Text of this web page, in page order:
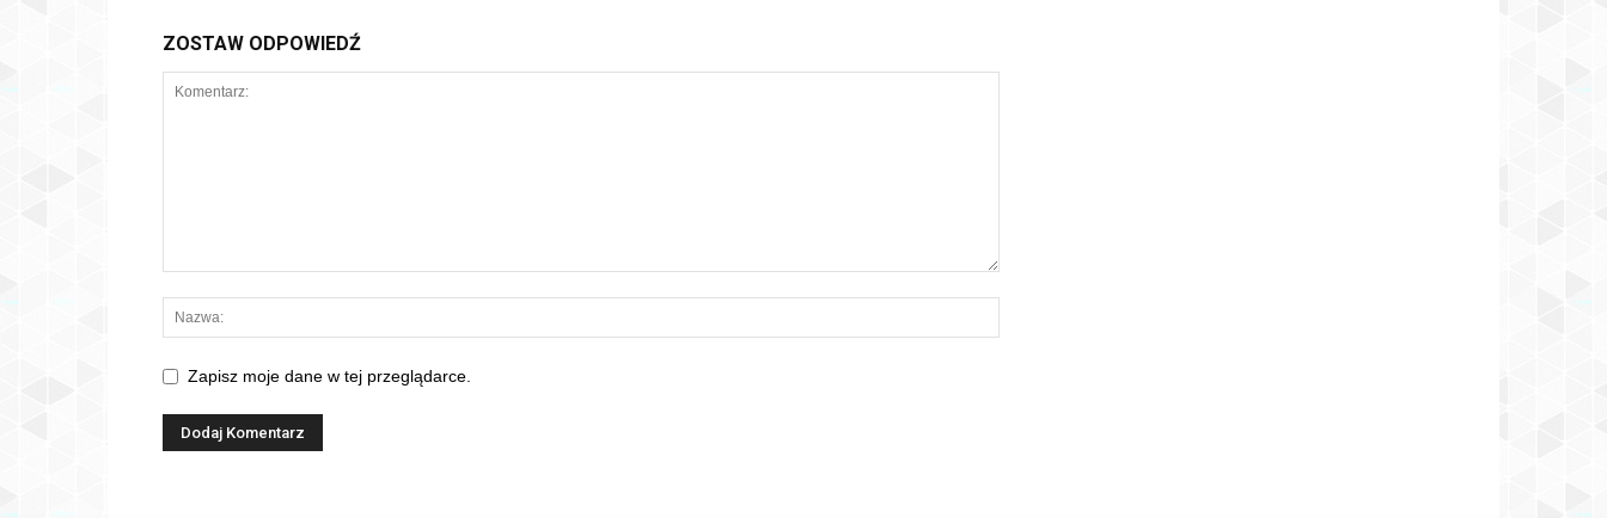
ZOSTAW ODPOWIEDŹ
Zapisz moje dane w tej przeglądarce.